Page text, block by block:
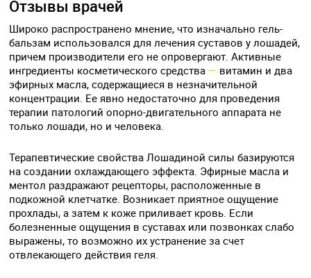
Отзывы врачей
Широко распространено мнение, что изначально гель-
бальзам использовался для лечения суставов у лошадей,
причем производители его не опровергают. Активные
ингредиенты косметического средства— витамин и два
эфирных масла, содержащиеся в незначительной
концентрации. Ее явно недостаточно для проведения
терапии патологий опорно-двигательного аппарата не
только лошади, но и человека.
Терапевтические свойства Лошадиной силы базируются
на создании охлаждающего эффекта. Эфирные масла и
ментол раздражают рецепторы, расположенные в
подкожной клетчатке. Возникает приятное ощущение
прохлады, а затем к коже приливает кровь. Если
болезненные ощущения в суставах или позвонках слабо
выражены, то возможно их устранение за счет
отвлекающего действия геля.